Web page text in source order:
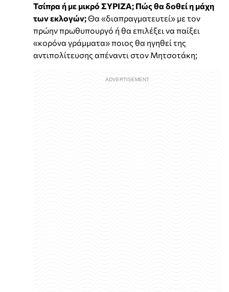
Τσίπρα ή με μικρό ΣΥΡΙΖΑ; Πώς θα δοθεί η μάχη
των εκλογών;Θα «διαπραγματευτεί» με τον
πρώην πρωθυπουργό ή θα επιλέξει να παίξει
«κορόνα γράμματα» ποιος θα ηγηθεί της
αντιπολίτευσης απέναντι στον Μητσοτάκη;